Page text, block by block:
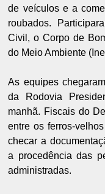
de veículos e a
roubados.
Civil, o Corpo de
do Meio Ambiente
As equipes
da Rodovia
manhã. Fiscais do
entre os ferros-
checar a
a procedência das
administradas.